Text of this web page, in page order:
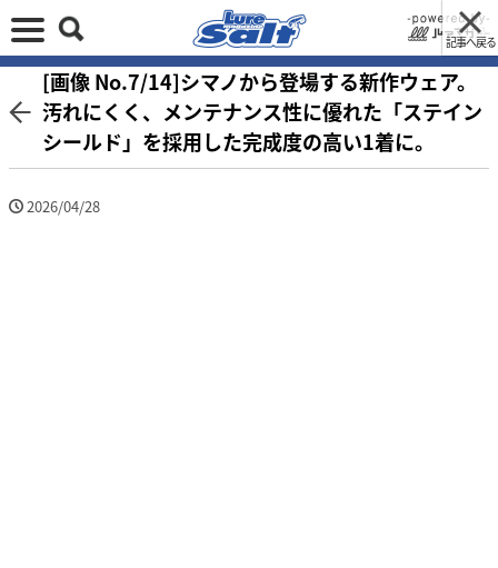
記事へ戻る
[画像 No.7/14]シマノから登場する新作ウェア。
汚れにくく、メンテナンス性に優れた「ステイン
シールド」を採用した完成度の高い1着に。
2026/04/28